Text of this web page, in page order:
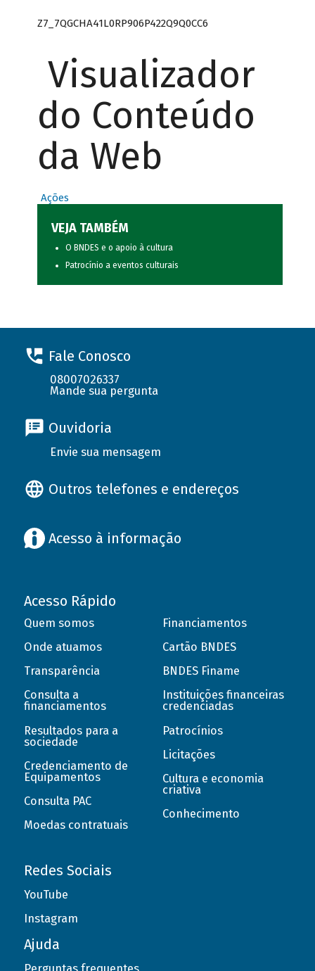
Z7_7QGCHA41L0RP906P422Q9Q0CC6
Visualizador
do Conteúdo
da Web
Ações
VEJA TAMBÉM
O BNDES e o apoio à cultura
Patrocínio a eventos culturais
Fale Conosco
08007026337
Mande sua pergunta
Ouvidoria
Envie sua mensagem
Outros telefones e endereços
Acesso à informação
Acesso Rápido
Quem somos
Onde atuamos
Transparência
Consulta a
financiamentos
Resultados para a
sociedade
Credenciamento de
Equipamentos
Consulta PAC
Moedas contratuais
Financiamentos
Cartão BNDES
BNDES Finame
Instituições financeiras
credenciadas
Patrocínios
Licitações
Cultura e economia
criativa
Conhecimento
Redes Sociais
YouTube
Instagram
Ajuda
Perguntas frequentes